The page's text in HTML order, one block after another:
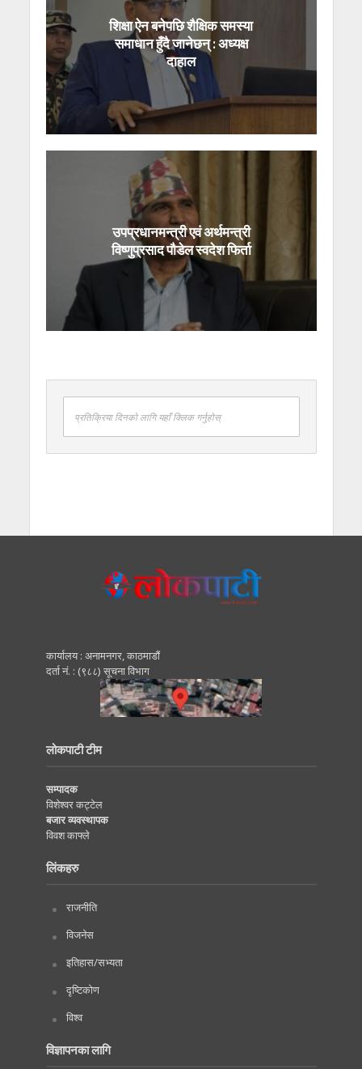
शिक्षा ऐन बनेपछि शैक्षिक समस्या
समाधान हुँदै जानेछन् : अध्यक्ष
दाहाल
उपप्रधानमन्त्री एवं अर्थमन्त्री
विष्णुप्रसाद पौडेल स्वदेश फिर्ता
प्रतिक्रिया दिनको लागि यहाँ क्लिक गर्नुहोस्
कार्यालय : अनामनगर, काठमाडाैं
दर्ता नं. : (९८८) सूचना विभाग
लोकपाटी टीम
सम्पादक
विशेश्वर कट्टेल
बजार व्यवस्थापक
विवश काफ्ले
लिंकहरु
राजनीति
विजनेस
इतिहास/सभ्यता
दृष्टिकोण
विश्व
विज्ञापनका लागि